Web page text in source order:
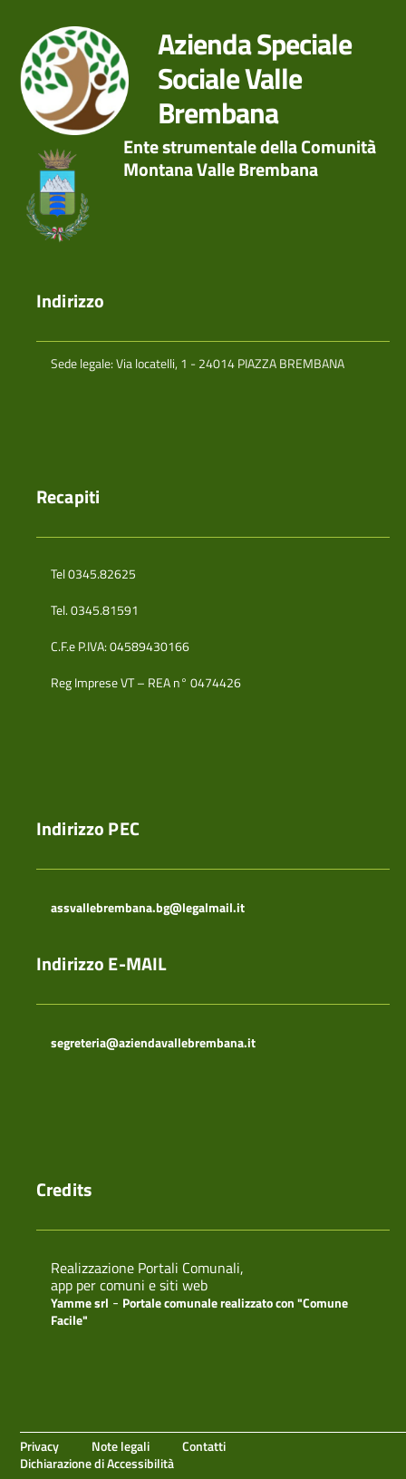
Azienda Speciale
Sociale Valle
Brembana
Ente strumentale della Comunità
Montana Valle Brembana
Indirizzo
Sede legale: Via locatelli, 1 - 24014 PIAZZA BREMBANA
Recapiti
Tel 0345.82625
Tel. 0345.81591
C.F.e P.IVA: 04589430166
Reg Imprese VT – REA n° 0474426
Indirizzo PEC
assvallebrembana.bg@legalmail.it
Indirizzo E-MAIL
segreteria@aziendavallebrembana.it
Credits
Realizzazione Portali Comunali,
app per comuni e siti web
Yamme srl - Portale comunale realizzato con "Comune
Facile"
Privacy Note legali
Contatti
Dichiarazione di Accessibilità